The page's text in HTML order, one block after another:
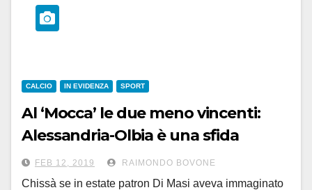
CALCIO IN EVIDENZA SPORT
Al ‘Mocca’ le due meno vincenti:
Alessandria-Olbia è una sfida
salvezza. D’Agostino rischia?
FEB 12, 2019 RAIMONDO BOVONE
Chissà se in estate patron Di Masi aveva immaginato